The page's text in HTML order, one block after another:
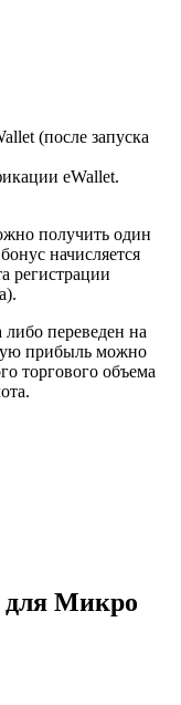
(после запуска
eWallet.
получить один
начисляется
регистрации
переведен на
прибыль можно
торгового объема
для Микро